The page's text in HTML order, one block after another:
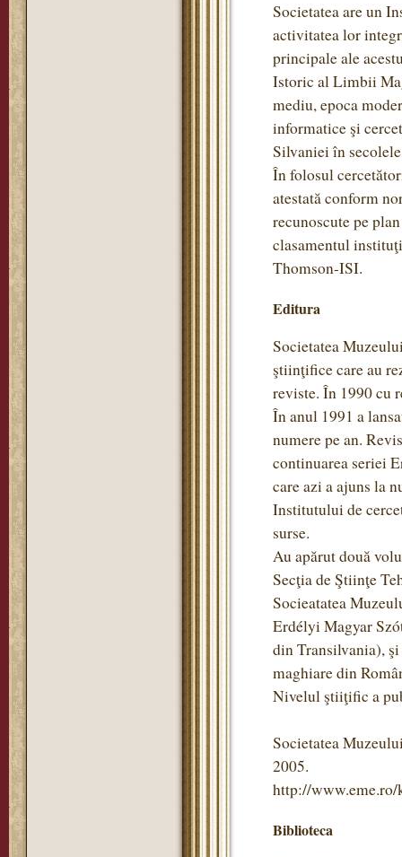
Societatea are un
activitatea lor
principale ale
Istoric al Limbii
mediu, epoca
informatice şi
Silvaniei în
În folosul
atestată conform
recunoscute pe
clasamentul
Thomson-ISI.
Editura
Societatea
ştiinţifice care au
reviste. În 1990 cu
În anul 1991 a
numere pe an.
continuarea seriei
care azi a ajuns la
Institutului de
surse.
Au apărut două
Secţia de Ştiinţe
Socieatatea
Erdélyi Magyar
din Transilvania),
maghiare din
Nivelul ştiiţific a
Societatea
2005.
http://
Biblioteca